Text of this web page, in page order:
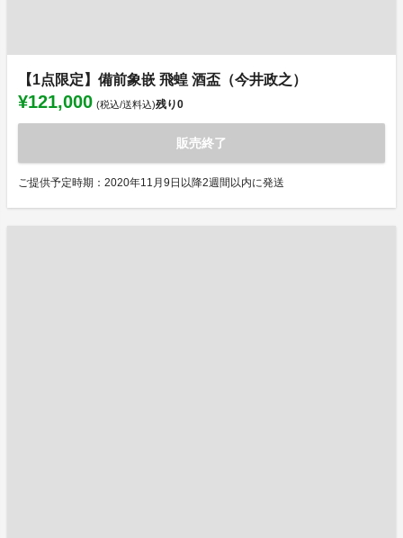
【1点限定】備前象嵌 飛蝗 酒盃（今井政之）
¥121,000 (税込/送料込)残り0
販売終了
ご提供予定時期：2020年11月9日以降2週間以内に発送